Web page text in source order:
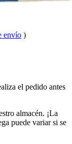
envío )
el pedido antes
almacén. ¡La
puede variar si se